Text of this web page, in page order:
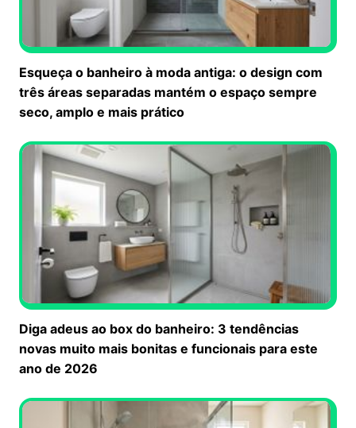
Esqueça o banheiro à moda antiga: o design com
três áreas separadas mantém o espaço sempre
seco, amplo e mais prático
Diga adeus ao box do banheiro: 3 tendências
novas muito mais bonitas e funcionais para este
ano de 2026